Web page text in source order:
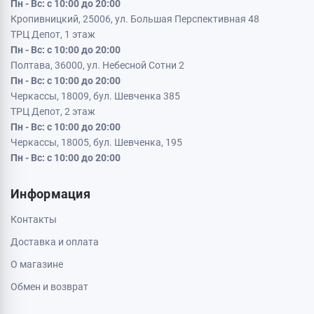
организму, включает животные источники, такие как
мясо, рыба, птица и молоко. В неполных источниках
белка (обычно на растительной основе) часто
отсутствуют одна или несколько незаменимых
аминокислот. Незаменимые аминокислоты не могут
вырабатываться организмом и должны поступать с
пищей. Белок играет важную роль в восстановлении и
росте мышц. В нашем магазине спортивного питания
WAYSPORT представлен большой ассортимент
товаров, которые содержат протеин, комплексные
отдельные аминокислоты такие как: аргинин,
глютамин, цитрулин, лейцин, изолейцин, валин, теанин,
Жиры могут быть насыщенными или ненасыщенными,
человека. Ненасыщенные жиры считаются полезными
Пн - Вс: с 10:00 до 20:00
Кропивницкий, 25006, ул. Большая Перспективная 48
ТРЦ Депот, 1 этаж
Пн - Вс: с 10:00 до 20:00
Полтава, 36000, ул. Небесной Сотни 2
Пн - Вс: с 10:00 до 20:00
Черкассы, 18009, бул. Шевченка 385
ТРЦ Депот, 2 этаж
Пн - Вс: с 10:00 до 20:00
Черкассы, 18005, бул. Шевченка, 195
Пн - Вс: с 10:00 до 20:00
Информация
Контакты
Доставка и оплата
О магазине
Обмен и возврат